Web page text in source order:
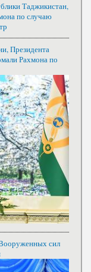
Таджикистан,
по случаю
Президента
Рахмона по
сил